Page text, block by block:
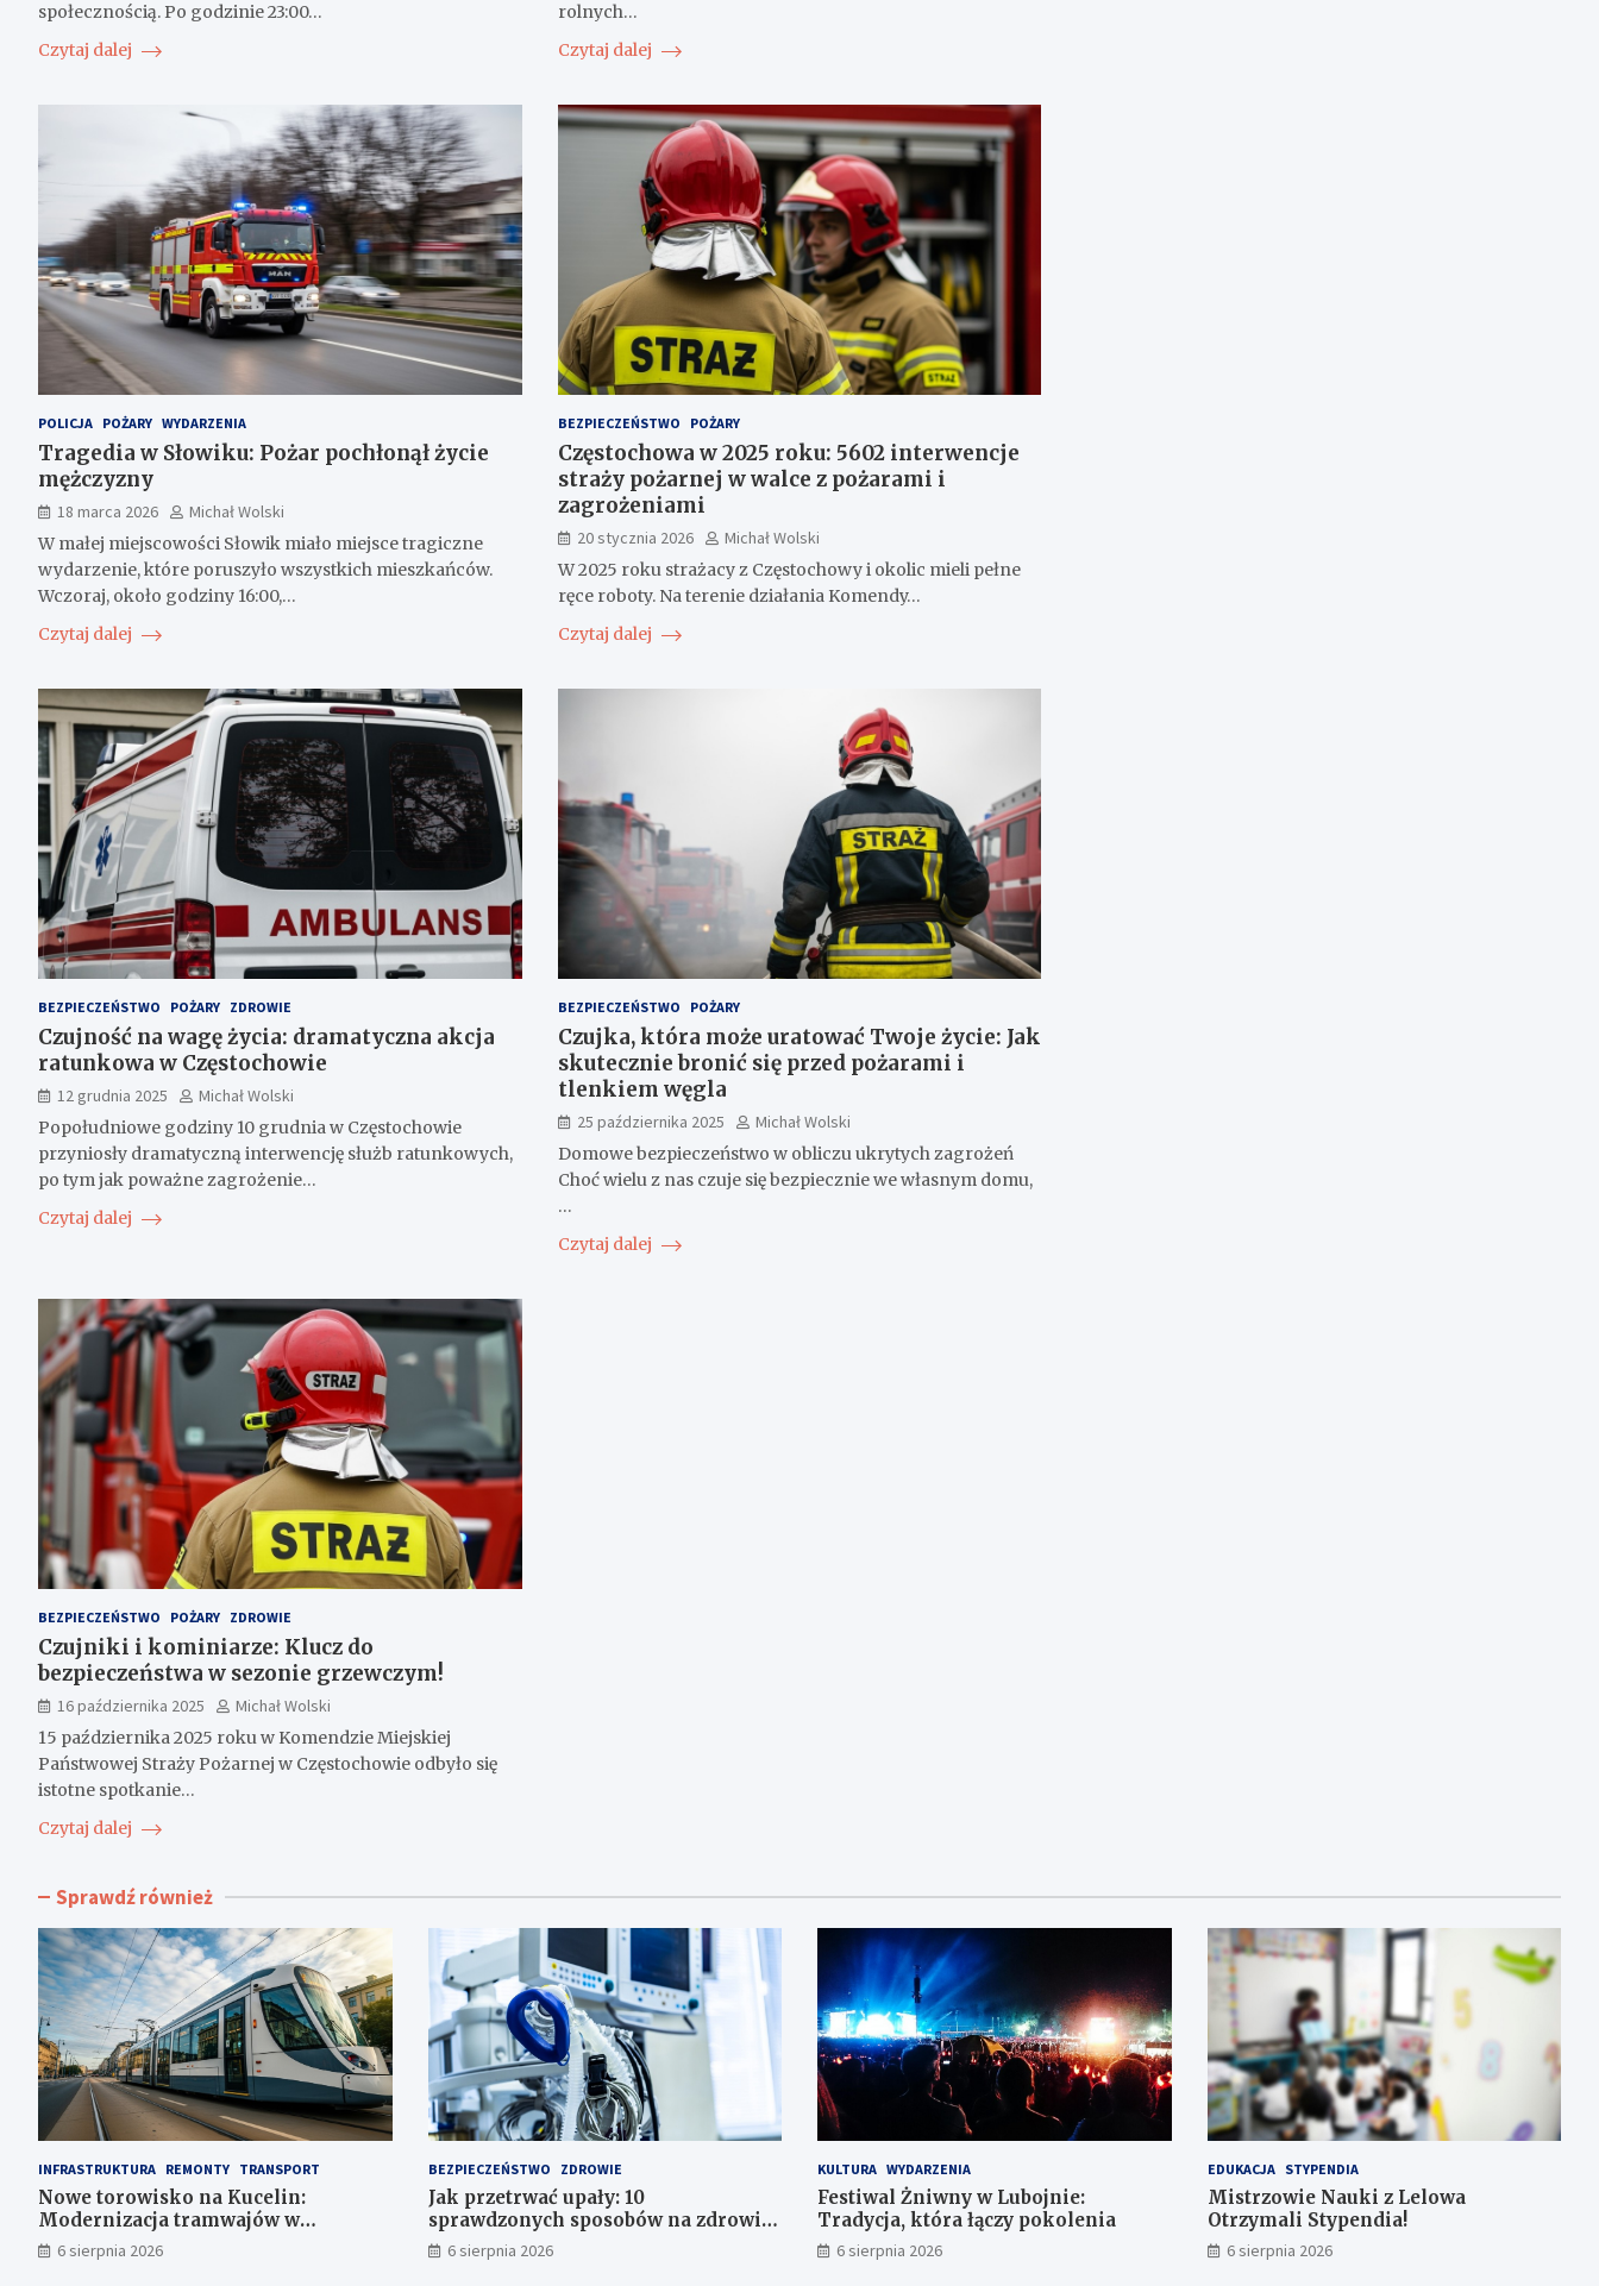
społecznością. Po godzinie 23:00…
Czytaj dalej
rolnych…
Czytaj dalej
POLICJA POŻARY WYDARZENIA
Tragedia w Słowiku: Pożar pochłonął życie
mężczyzny
18 marca 2026
Michał Wolski
W małej miejscowości Słowik miało miejsce tragiczne
wydarzenie, które poruszyło wszystkich mieszkańców.
Wczoraj, około godziny 16:00,…
Czytaj dalej
BEZPIECZEŃSTWO POŻARY
Częstochowa w 2025 roku: 5602 interwencje
straży pożarnej w walce z pożarami i
zagrożeniami
20 stycznia 2026
Michał Wolski
W 2025 roku strażacy z Częstochowy i okolic mieli pełne
ręce roboty. Na terenie działania Komendy…
Czytaj dalej
BEZPIECZEŃSTWO POŻARY ZDROWIE
Czujność na wagę życia: dramatyczna akcja
ratunkowa w Częstochowie
12 grudnia 2025
Michał Wolski
Popołudniowe godziny 10 grudnia w Częstochowie
przyniosły dramatyczną interwencję służb ratunkowych,
po tym jak poważne zagrożenie…
Czytaj dalej
BEZPIECZEŃSTWO POŻARY
Czujka, która może uratować Twoje życie: Jak
skutecznie bronić się przed pożarami i
tlenkiem węgla
25 października 2025
Michał Wolski
Domowe bezpieczeństwo w obliczu ukrytych zagrożeń
Choć wielu z nas czuje się bezpiecznie we własnym domu,
…
Czytaj dalej
BEZPIECZEŃSTWO POŻARY ZDROWIE
Czujniki i kominiarze: Klucz do
bezpieczeństwa w sezonie grzewczym!
16 października 2025
Michał Wolski
15 października 2025 roku w Komendzie Miejskiej
Państwowej Straży Pożarnej w Częstochowie odbyło się
istotne spotkanie…
Czytaj dalej
Sprawdź również
INFRASTRUKTURA REMONTY TRANSPORT
Nowe torowisko na Kucelin:
Modernizacja tramwajów w
Częstochowie już wkrótce!
6 sierpnia 2026
BEZPIECZEŃSTWO ZDROWIE
Jak przetrwać upały: 10
sprawdzonych sposobów na zdrowie
i bezpieczeństwo
6 sierpnia 2026
KULTURA WYDARZENIA
Festiwal Żniwny w Lubojnie:
Tradycja, która łączy pokolenia
6 sierpnia 2026
EDUKACJA STYPENDIA
Mistrzowie Nauki z Lelowa
Otrzymali Stypendia!
6 sierpnia 2026